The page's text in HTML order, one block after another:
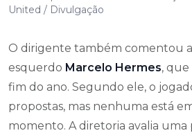
United / Divulgação
O dirigente também comentou
esquerdo Marcelo Hermes,
fim do ano. Segundo ele, o
propostas, mas nenhuma está
momento. A diretoria avalia uma